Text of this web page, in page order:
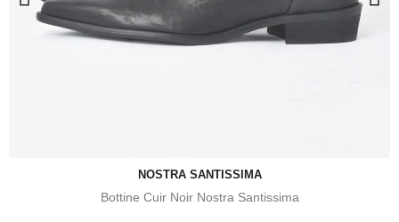
NOSTRA SANTISSIMA
Bottine Cuir Noir Nostra Santissima